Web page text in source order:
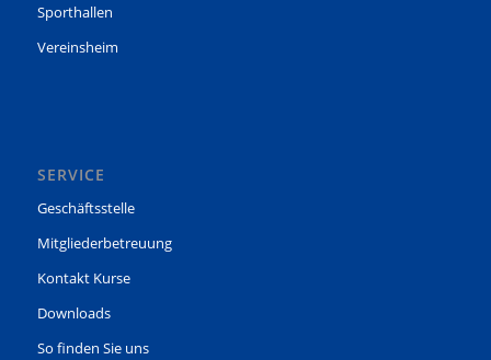
Sporthallen
Vereinsheim
SERVICE
Geschäftsstelle
Mitgliederbetreuung
Kontakt Kurse
Downloads
So finden Sie uns